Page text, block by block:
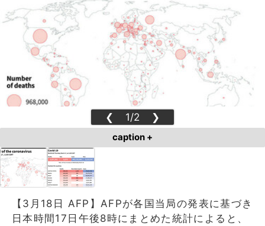
❮ 1/2 ❯
caption +
【3月18日 AFP】AFPが各国当局の発表に基づき
日本時間17日午後8時にまとめた統計によると、